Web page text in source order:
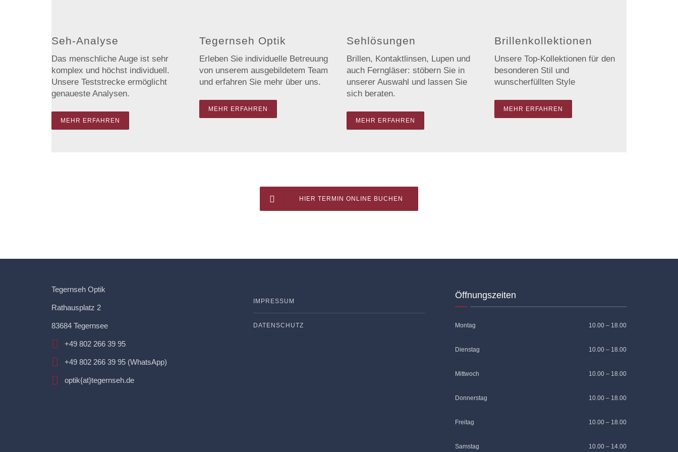
Seh-Analyse
Das menschliche Auge ist sehr
komplex und höchst individuell.
Unsere Teststrecke ermöglicht
genaueste Analysen.
MEHR ERFAHREN
Tegernseh Optik
Erleben Sie individuelle Betreuung
von unserem ausgebildetem Team
und erfahren Sie mehr über uns.
MEHR ERFAHREN
Sehlösungen
Brillen, Kontaktlinsen, Lupen und
auch Ferngläser: stöbern Sie in
unserer Auswahl und lassen Sie
sich beraten.
MEHR ERFAHREN
Brillenkollektionen
Unsere Top-Kollektionen für den
besonderen Stil und
wunscherfüllten Style
MEHR ERFAHREN
HIER TERMIN ONLINE BUCHEN
Tegernseh Optik
Rathausplatz 2
83684 Tegernsee
+49 802 266 39 95
+49 802 266 39 95 (WhatsApp)
optik{at}tegernseh.de
IMPRESSUM
DATENSCHUTZ
Öffnungszeiten
Montag 10.00 – 18.00
Dienstag 10.00 – 18.00
Mittwoch 10.00 – 18.00
Donnerstag 10.00 – 18.00
Freitag 10.00 – 18.00
Samstag 10.00 – 14.00